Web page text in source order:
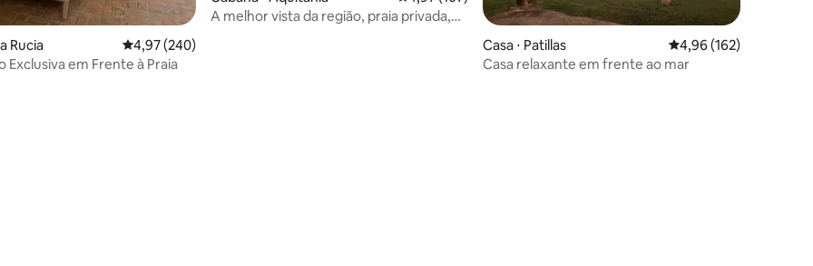
de 5, 366 avaliações
Rucia 4,97 de uma avaliação média de 5, 240 avaliações
4,97 (240)
Exclusiva em Frente à Praia
A melhor vista da região, praia privada,
Casa ⋅ Patillas 4,96 de uma avaliação
4,96 (162)
Casa relaxante em frente ao mar